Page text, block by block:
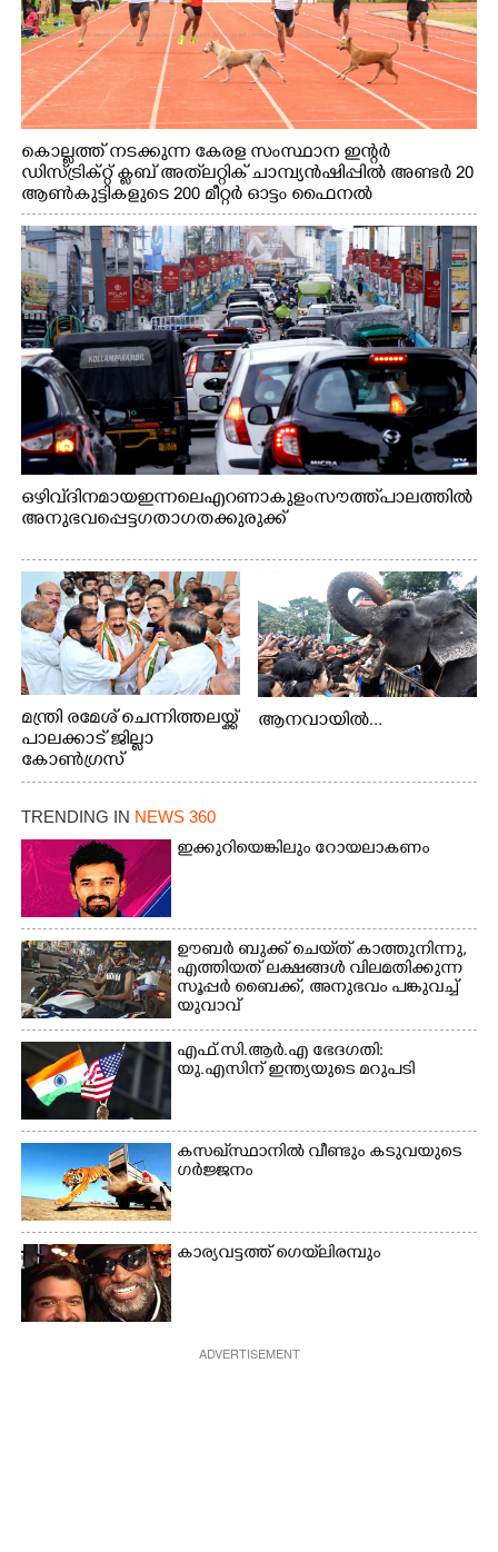
കൊല്ലത്ത് നടക്കുന്ന കേരള സംസ്ഥാന ഇന്റർ
ഡിസ്ട്രിക്റ്റ് ക്ലബ് അത്‌ലറ്റിക് ചാമ്പ്യൻഷിപ്പിൽ അണ്ടർ 20
ആൺകുട്ടികളുടെ 200 മീറ്റർ ഓട്ടം ഫൈനൽ
മത്സരത്തിനിടെ സിന്തറ്റിക് ട്രാക്കിന് കുറുകെ ഓടുന്ന
നായകൾ.
ഒഴിവ് ദിനമായ ഇന്നലെ എറണാകുളം സൗത്ത് പാലത്തിൽ
അനുഭവപ്പെട്ട ഗതാഗതക്കുരുക്ക്
മന്ത്രി രമേശ് ചെന്നിത്തലയ്ക്ക്
പാലക്കാട് ജില്ലാ
കോൺഗ്രസ്
ആനവായിൽ...
TRENDING IN NEWS 360
ഇക്കുറിയെങ്കിലും റോയലാകണം
ഊബർ ബുക്ക് ചെയ്‌ത് കാത്തുനിന്നു,​
എത്തിയത് ലക്ഷങ്ങൾ വിലമതിക്കുന്ന
സൂപ്പർ ബൈക്ക്,​ അനുഭവം പങ്കുവച്ച്
യുവാവ്
എഫ്.സി.ആർ.എ ഭേദഗതി:
യു.എസിന് ഇന്ത്യയുടെ മറുപടി
കസഖ്‌സ്ഥാനിൽ വീണ്ടും കടുവയുടെ
ഗർജ്ജനം
കാര്യവട്ടത്ത് ഗെയ്‌ലിരമ്പും
ADVERTISEMENT